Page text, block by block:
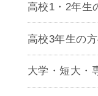
高校1・2年生
高校3年生の
大学・短大・